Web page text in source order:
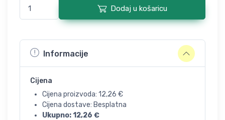
Dodaj u košaricu
Informacije
Cijena
Cijena proizvoda: 12,26 €
Cijena dostave: Besplatna
Ukupno:12,26 €